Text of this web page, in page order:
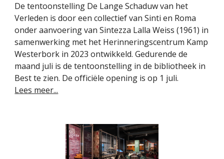
De tentoonstelling De Lange Schaduw van het
Verleden is door een collectief van Sinti en Roma
onder aanvoering van Sintezza Lalla Weiss (1961) in
samenwerking met het Herinneringscentrum Kamp
Westerbork in 2023 ontwikkeld. Gedurende de
maand juli is de tentoonstelling in de bibliotheek in
Best te zien. De officiële opening is op 1 juli.
Lees meer...